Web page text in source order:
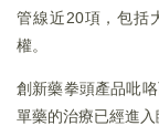
管線近20項，包括
權。
創新藥拳頭產品吡
單藥的治療已經進入